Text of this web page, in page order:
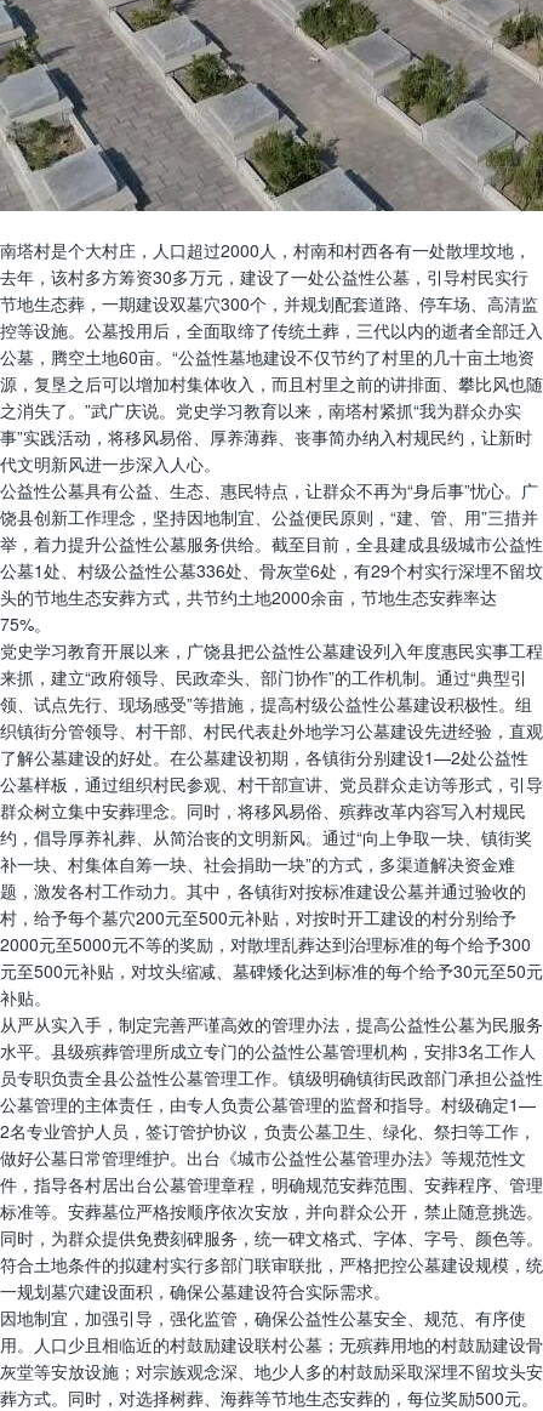
南塔村是个大村庄，人口超过2000人，村南和村西各有一处散埋坟地，
去年，该村多方筹资30多万元，建设了一处公益性公墓，引导村民实行
节地生态葬，一期建设双墓穴300个，并规划配套道路、停车场、高清监
控等设施。公墓投用后，全面取缔了传统土葬，三代以内的逝者全部迁入
公墓，腾空土地60亩。“公益性墓地建设不仅节约了村里的几十亩土地资
源，复垦之后可以增加村集体收入，而且村里之前的讲排面、攀比风也随
之消失了。”武广庆说。党史学习教育以来，南塔村紧抓“我为群众办实
事”实践活动，将移风易俗、厚养薄葬、丧事简办纳入村规民约，让新时
代文明新风进一步深入人心。
公益性公墓具有公益、生态、惠民特点，让群众不再为“身后事”忧心。广
饶县创新工作理念，坚持因地制宜、公益便民原则，“建、管、用”三措并
举，着力提升公益性公墓服务供给。截至目前，全县建成县级城市公益性
公墓1处、村级公益性公墓336处、骨灰堂6处，有29个村实行深埋不留坟
头的节地生态安葬方式，共节约土地2000余亩，节地生态安葬率达
75%。
党史学习教育开展以来，广饶县把公益性公墓建设列入年度惠民实事工程
来抓，建立“政府领导、民政牵头、部门协作”的工作机制。通过“典型引
领、试点先行、现场感受”等措施，提高村级公益性公墓建设积极性。组
织镇街分管领导、村干部、村民代表赴外地学习公墓建设先进经验，直观
了解公墓建设的好处。在公墓建设初期，各镇街分别建设1—2处公益性
公墓样板，通过组织村民参观、村干部宣讲、党员群众走访等形式，引导
群众树立集中安葬理念。同时，将移风易俗、殡葬改革内容写入村规民
约，倡导厚养礼葬、从简治丧的文明新风。通过“向上争取一块、镇街奖
补一块、村集体自筹一块、社会捐助一块”的方式，多渠道解决资金难
题，激发各村工作动力。其中，各镇街对按标准建设公墓并通过验收的
村，给予每个墓穴200元至500元补贴，对按时开工建设的村分别给予
2000元至5000元不等的奖励，对散埋乱葬达到治理标准的每个给予300
元至500元补贴，对坟头缩减、墓碑矮化达到标准的每个给予30元至50元
补贴。
从严从实入手，制定完善严谨高效的管理办法，提高公益性公墓为民服务
水平。县级殡葬管理所成立专门的公益性公墓管理机构，安排3名工作人
员专职负责全县公益性公墓管理工作。镇级明确镇街民政部门承担公益性
公墓管理的主体责任，由专人负责公墓管理的监督和指导。村级确定1—
2名专业管护人员，签订管护协议，负责公墓卫生、绿化、祭扫等工作，
做好公墓日常管理维护。出台《城市公益性公墓管理办法》等规范性文
件，指导各村居出台公墓管理章程，明确规范安葬范围、安葬程序、管理
标准等。安葬墓位严格按顺序依次安放，并向群众公开，禁止随意挑选。
同时，为群众提供免费刻碑服务，统一碑文格式、字体、字号、颜色等。
符合土地条件的拟建村实行多部门联审联批，严格把控公墓建设规模，统
一规划墓穴建设面积，确保公墓建设符合实际需求。
因地制宜，加强引导，强化监管，确保公益性公墓安全、规范、有序使
用。人口少且相临近的村鼓励建设联村公墓；无殡葬用地的村鼓励建设骨
灰堂等安放设施；对宗族观念深、地少人多的村鼓励采取深埋不留坟头安
葬方式。同时，对选择树葬、海葬等节地生态安葬的，每位奖励500元。